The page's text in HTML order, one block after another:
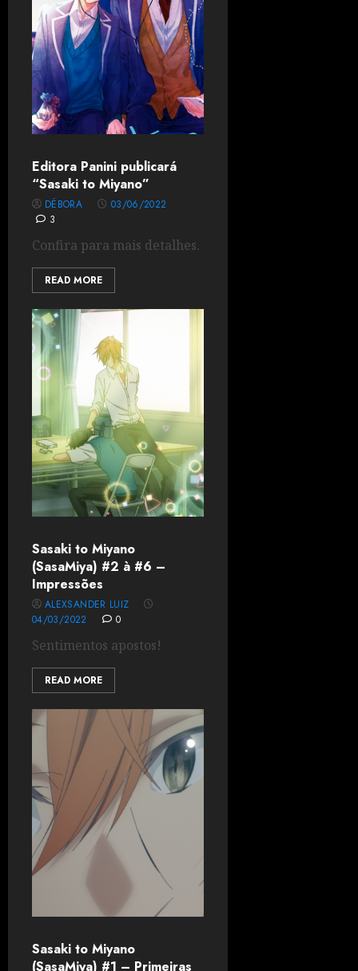
Editora Panini publicará
“Sasaki to Miyano”
DÉBORA
03/06/2022
3
Confira para mais detalhes.
READ MORE
Sasaki to Miyano
(SasaMiya) #2 à #6 –
Impressões
ALEXSANDER LUIZ
04/03/2022
0
Sentimentos apostos!
READ MORE
Sasaki to Miyano
(SasaMiya) #1 – Primeiras